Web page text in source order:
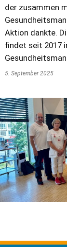
der zusammen
Aktion dankte.
findet seit 2017
5. September 2025